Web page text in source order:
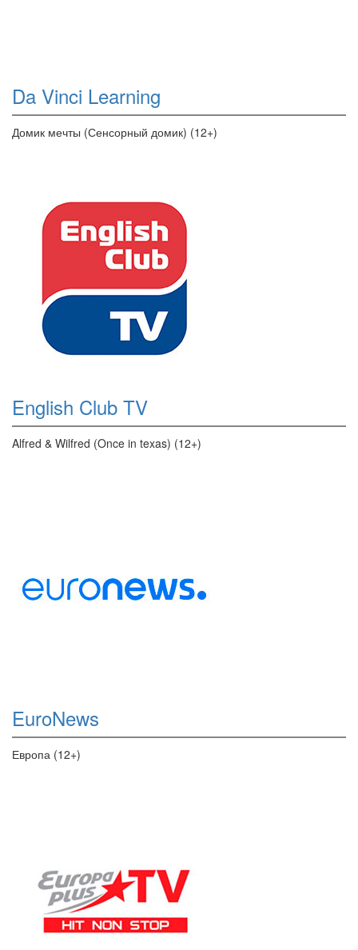
Da Vinci Learning
Домик мечты (Сенсорный домик) (12+)
English Club TV
Alfred & Wilfred (Once in texas) (12+)
EuroNews
Европа (12+)